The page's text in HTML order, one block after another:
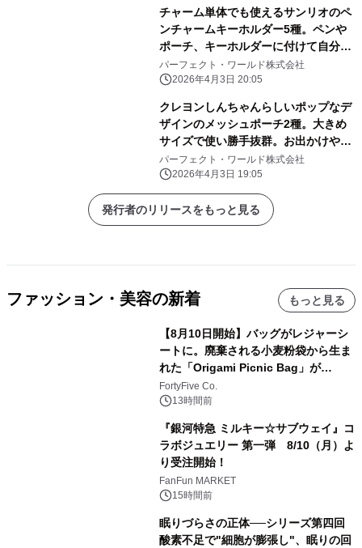
チャーム単体でも使えるサンリオのペ
ンチャームキーホルダー5種。ペンや
ポーチ、キーホルダーに付けて自分だ
けのアレンジしよう
パーフェクト・ワールド株式会社
2026年4月3日 20:05
クレヨンしんちゃんらしいポップなデ
ザインのメッシュポーチ2種。大きめ
サイズで使い勝手抜群。お出かけや旅
行にぜひ！
パーフェクト・ワールド株式会社
2026年4月3日 19:05
発行者のリリースをもっと見る
ファッション・美容の新着 もっと見る
【8月10日開始】バッグがレジャーシ
ートに。廃棄される小麦粉袋から生ま
れた「Origami Picnic Bag」が
Makuakeに登場
FortyFive Co.
13時間前
『銀河特急 ミルキー☆サブウェイ』コ
ラボジュエリー 第一弾 8/10（月）よ
り受注開始！
FanFun MARKET
15時間前
眠りづらさの正体──シリーズ第四回
酸素不足で"細胞が膨張し"、眠りの回